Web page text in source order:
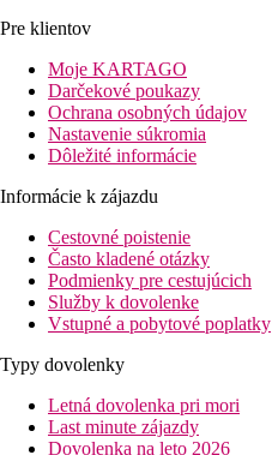
Pre klientov
Moje KARTAGO
Darčekové poukazy
Ochrana osobných údajov
Nastavenie súkromia
Dôležité informácie
Informácie k zájazdu
Cestovné poistenie
Často kladené otázky
Podmienky pre cestujúcich
Služby k dovolenke
Vstupné a pobytové poplatky
Typy dovolenky
Letná dovolenka pri mori
Last minute zájazdy
Dovolenka na leto 2026